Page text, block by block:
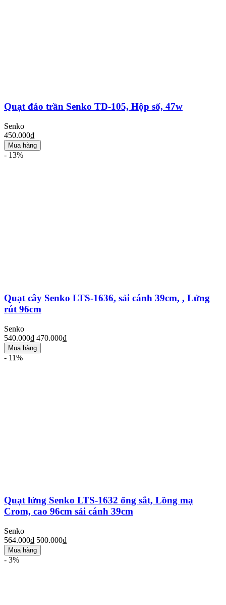
Quạt đảo trần Senko TD-105, Hộp số, 47w
Senko
450.000₫
Mua hàng
- 13%
Quạt cây Senko LTS-1636, sải cánh 39cm, , Lửng
rút 96cm
Senko
540.000₫ 470.000₫
Mua hàng
- 11%
Quạt lửng Senko LTS-1632 ống sắt, Lồng mạ
Crom, cao 96cm sải cánh 39cm
Senko
564.000₫ 500.000₫
Mua hàng
- 3%